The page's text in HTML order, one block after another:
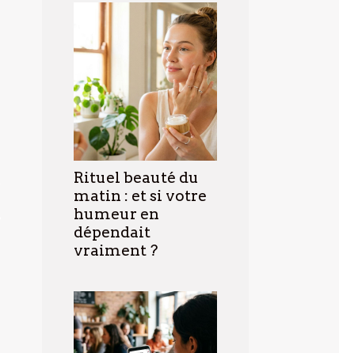
Rituel beauté du
matin : et si votre
humeur en
dépendait
vraiment ?